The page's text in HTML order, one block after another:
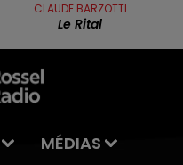
CLAUDE BARZOTTI
Le Rital
MÉDIAS